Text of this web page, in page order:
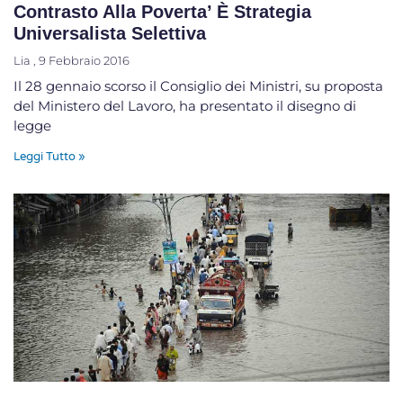
Contrasto Alla Poverta’ È Strategia
Universalista Selettiva
Lia 9 Febbraio 2016
Il 28 gennaio scorso il Consiglio dei Ministri, su proposta
del Ministero del Lavoro, ha presentato il disegno di
legge
Leggi Tutto »